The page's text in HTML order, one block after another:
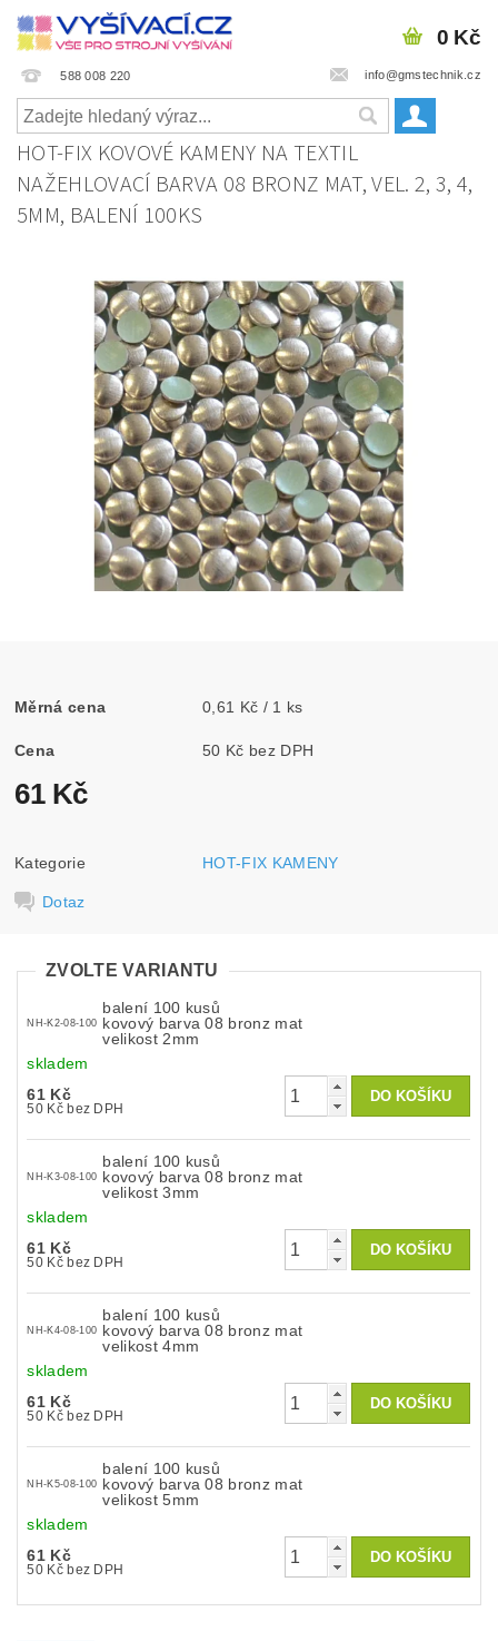
588 008 220 info@gmstechnik.cz
0 Kč
HOT-FIX KOVOVÉ KAMENY NA TEXTIL
NAŽEHLOVACÍ BARVA 08 BRONZ MAT, VEL. 2, 3, 4,
5MM, BALENÍ 100KS
Měrná cena 0,61 Kč / 1 ks
Cena 50 Kč bez DPH
61 Kč
Kategorie HOT-FIX KAMENY
Dotaz
ZVOLTE VARIANTU
NH-K2-08-100
balení 100 kusů
kovový barva 08 bronz mat
velikost 2mm
skladem
61 Kč
50 Kč bez DPH
NH-K3-08-100
balení 100 kusů
kovový barva 08 bronz mat
velikost 3mm
skladem
61 Kč
50 Kč bez DPH
NH-K4-08-100
balení 100 kusů
kovový barva 08 bronz mat
velikost 4mm
skladem
61 Kč
50 Kč bez DPH
NH-K5-08-100
balení 100 kusů
kovový barva 08 bronz mat
velikost 5mm
skladem
61 Kč
50 Kč bez DPH